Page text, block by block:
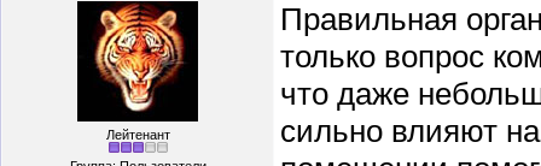
Лейтенант
Правильная
только вопрос
что даже
сильно влияют